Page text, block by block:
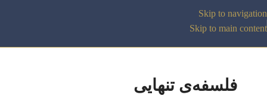
Skip to navigation
Skip to main content
فلسفه‌ی تنهایی